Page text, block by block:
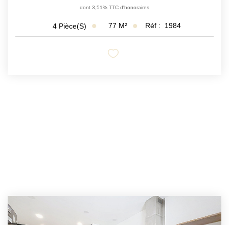
dont 3,51% TTC d'honoraires
4 Pièce(s) 77 M² Réf : 1984